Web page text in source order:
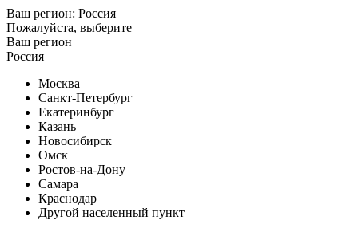
Ваш регион: Россия
Пожалуйста, выберите
Ваш регион
Россия
Москва
Санкт-Петербург
Екатеринбург
Казань
Новосибирск
Омск
Ростов-на-Дону
Самара
Краснодар
Другой населенный пункт